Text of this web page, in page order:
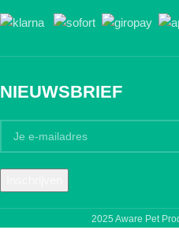
NIEUWSBRIEF
2025 Aware Pet